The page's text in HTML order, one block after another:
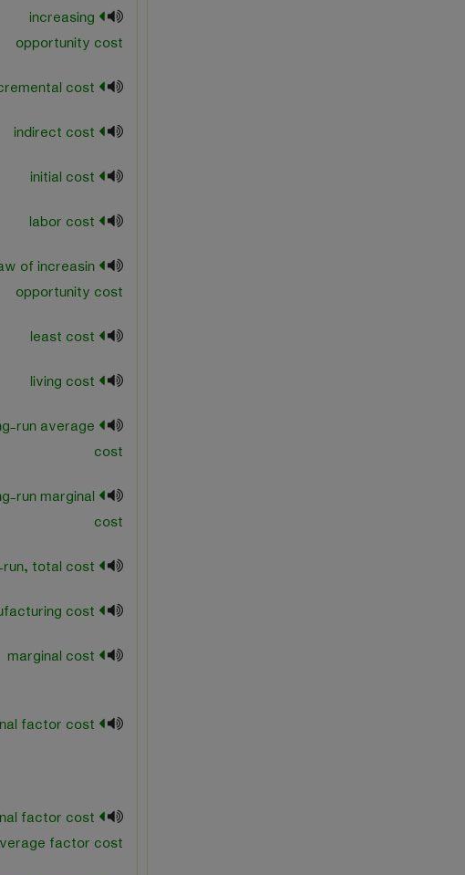
increasing
opportunity cost
of increasin
opportunity cost
run average
cost
run marginal
cost
factor cost
factor cost